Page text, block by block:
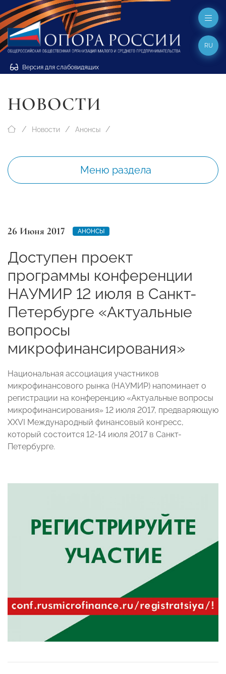
Версия для слабовидящих
RU
НОВОСТИ
Новости Анонсы
Меню раздела
26 Июня 2017 АНОНСЫ
Доступен проект
программы конференции
НАУМИР 12 июля в Санкт-
Петербурге «Актуальные
вопросы
микрофинансирования»
Национальная ассоциация участников
микрофинансового рынка (НАУМИР) напоминает о
регистрации на конференцию «Актуальные вопросы
микрофинансирования» 12 июля 2017, предваряющую
XXVI Международный финансовый конгресс,
который состоится 12-14 июля 2017 в Санкт-
Петербурге.